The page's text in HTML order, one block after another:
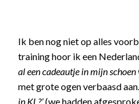
Ik ben nog niet op alles
training hoor ik een
al een cadeautje in mijn schoen
met grote ogen verbaasd aan.
in KL?’(we hadden